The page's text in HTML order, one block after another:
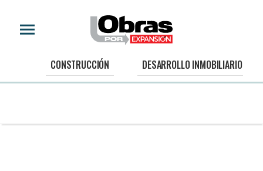
CONSTRUCCIÓN DESARROLLO INMOBILIARIO